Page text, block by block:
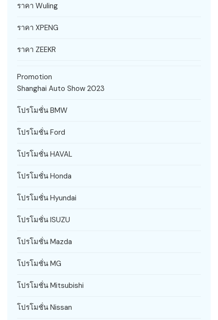
ราคา Wuling
ราคา XPENG
ราคา ZEEKR
Promotion
Shanghai Auto Show 2023
โปรโมชั่น BMW
โปรโมชั่น Ford
โปรโมชั่น HAVAL
โปรโมชั่น Honda
โปรโมชั่น Hyundai
โปรโมชั่น ISUZU
โปรโมชั่น Mazda
โปรโมชั่น MG
โปรโมชั่น Mitsubishi
โปรโมชั่น Nissan